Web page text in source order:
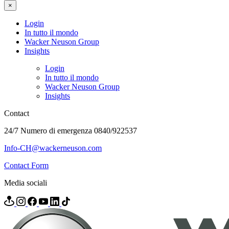
×
Login
In tutto il mondo
Wacker Neuson Group
Insights
Login
In tutto il mondo
Wacker Neuson Group
Insights
Contact
24/7 Numero di emergenza 0840/922537
Info-CH@wackerneuson.com
Contact Form
Media sociali